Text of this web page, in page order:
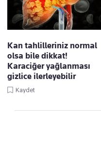
Kan tahlilleriniz normal
olsa bile dikkat!
Karaciğer yağlanması
gizlice ilerleyebilir
Kaydet